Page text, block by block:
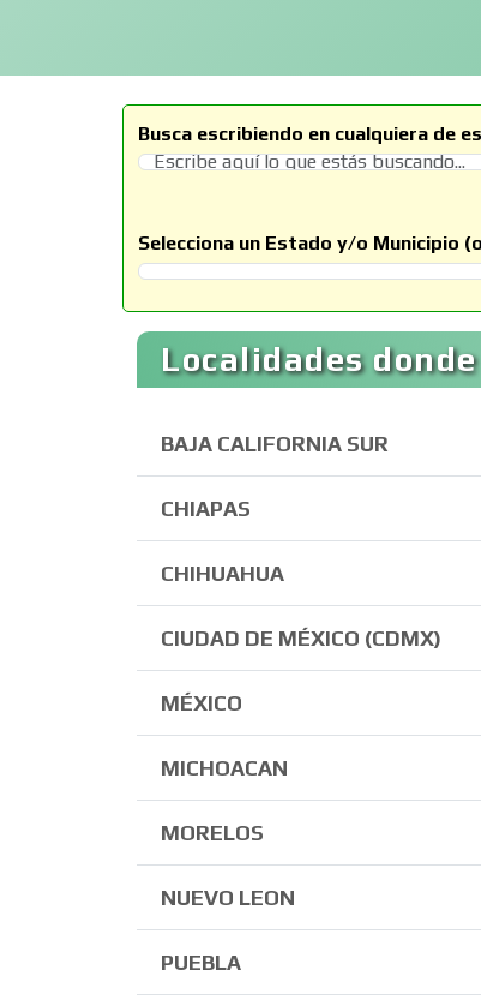
Busca escribiendo en cualquiera de
Selecciona un Estado y/o Municipio
Selecciona un Estado
Localidades
BAJA CALIFORNIA SUR
CHIAPAS
CHIHUAHUA
CIUDAD DE MÉXICO (CDMX)
MÉXICO
MICHOACAN
MORELOS
NUEVO LEON
PUEBLA